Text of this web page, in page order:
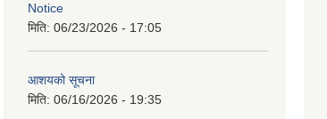
Notice
मिति: 06/23/2026 - 17:05
आशयको सूचना
मिति: 06/16/2026 - 19:35